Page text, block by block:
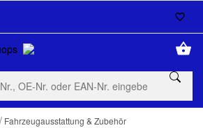
Fahrzeugausstattung & Zubehör